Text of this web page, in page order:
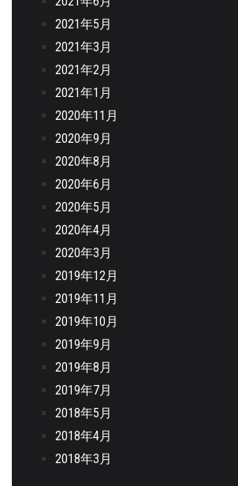
2021年5月
2021年3月
2021年2月
2021年1月
2020年11月
2020年9月
2020年8月
2020年6月
2020年5月
2020年4月
2020年3月
2019年12月
2019年11月
2019年10月
2019年9月
2019年8月
2019年7月
2018年5月
2018年4月
2018年3月